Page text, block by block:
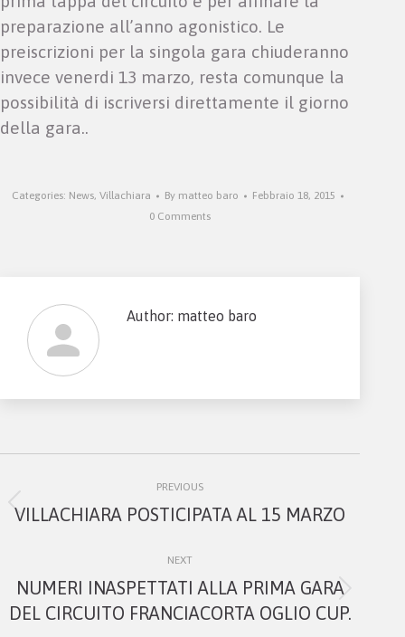
preparazione all’anno agonistico. Le
preiscrizioni per la singola gara chiuderanno
invece venerdi 13 marzo, resta comunque la
possibilità di iscriversi direttamente il giorno
della gara..
Categories: News, Villachiara By matteo baro
Febbraio 18, 2015
0 Comments
Author: matteo baro
navigation
PREVIOUS
Previous
VILLACHIARA POSTICIPATA AL 15 MARZO
NEXT
Next
post:
NUMERI INASPETTATI ALLA PRIMA GARA
DEL CIRCUITO FRANCIACORTA OGLIO CUP.